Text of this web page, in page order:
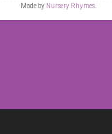
Made by Nursery Rhymes.